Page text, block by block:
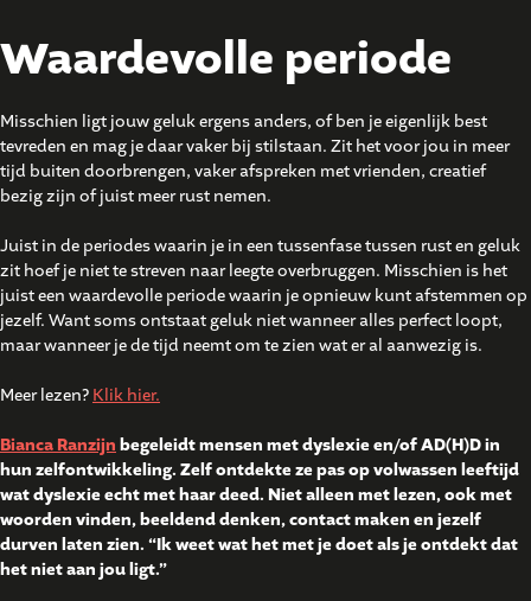
Waardevolle periode
Misschien ligt jouw geluk ergens anders, of ben je eigenlijk best
tevreden en mag je daar vaker bij stilstaan. Zit het voor jou in meer
tijd buiten doorbrengen, vaker afspreken met vrienden, creatief
bezig zijn of juist meer rust nemen.
Juist in de periodes waarin je in een tussenfase tussen rust en geluk
zit hoef je niet te streven naar leegte overbruggen. Misschien is het
juist een waardevolle periode waarin je opnieuw kunt afstemmen op
jezelf. Want soms ontstaat geluk niet wanneer alles perfect loopt,
maar wanneer je de tijd neemt om te zien wat er al aanwezig is.
Meer lezen? Klik hier.
Bianca Ranzijn begeleidt mensen met dyslexie en/of AD(H)D in
hun zelfontwikkeling. Zelf ontdekte ze pas op volwassen leeftijd
wat dyslexie echt met haar deed. Niet alleen met lezen, ook met
woorden vinden, beeldend denken, contact maken en jezelf
durven laten zien. “Ik weet wat het met je doet als je ontdekt dat
het niet aan jou ligt.”